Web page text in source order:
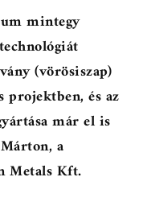
mintegy
(vörösiszap)
projektben, és az
már el is
a
Metals Kft.